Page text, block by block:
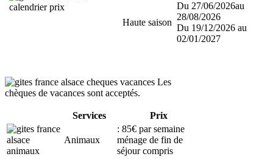
Haute saison
Du 27/06/2026au
28/08/2026
Du 19/12/2026 au
02/01/2027
Les
chèques de vacances sont acceptés.
Services Prix
Animaux
: 85€ par semaine
ménage de fin de
séjour compris